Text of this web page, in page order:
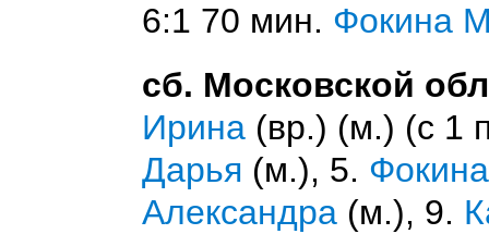
6:1 70 мин. Фокина
сб. Московской
Ирина (вр.) (м.) (с 1
Дарья (м.), 5.
Александра (м.), 9.